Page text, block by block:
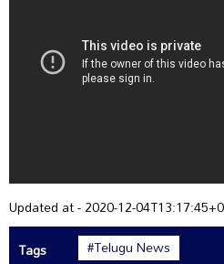
Updated at - 2020-12-
Tags
#Telugu News